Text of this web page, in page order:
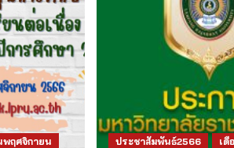
พฤศจิกายน ประชาสัมพันธ์2566 เดื